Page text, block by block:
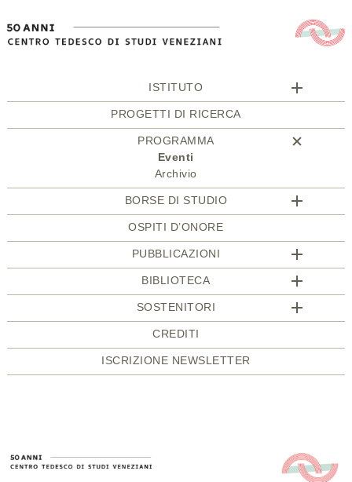
ISTITUTO
PROGETTI DI RICERCA
PROGRAMMA
Eventi
Archivio
BORSE DI STUDIO
OSPITI D’ONORE
PUBBLICAZIONI
BIBLIOTECA
SOSTENITORI
CREDITI
ISCRIZIONE NEWSLETTER